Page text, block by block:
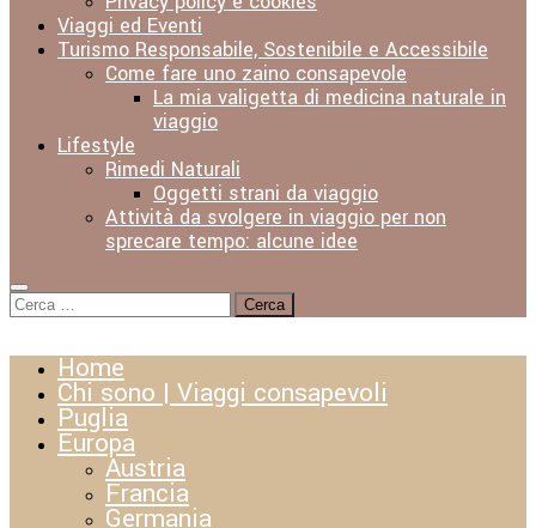
Viaggi ed Eventi
Turismo Responsabile, Sostenibile e Accessibile
Come fare uno zaino consapevole
La mia valigetta di medicina naturale in
viaggio
Lifestyle
Rimedi Naturali
Oggetti strani da viaggio
Attività da svolgere in viaggio per non
sprecare tempo: alcune idee
Ricerca
per:
Home
Chi sono | Viaggi consapevoli
Puglia
Europa
Austria
Francia
Germania